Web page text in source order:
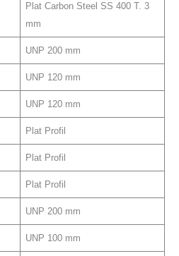
Plat Carbon Steel SS 400 T. 3
mm
UNP 200 mm
UNP 120 mm
UNP 120 mm
Plat Profil
Plat Profil
Plat Profil
UNP 200 mm
UNP 100 mm